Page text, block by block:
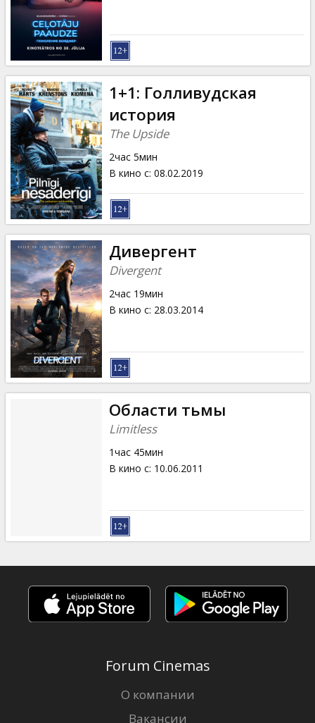
1+1: Голливудская
история
The Upside
2час 5мин
В кино с: 08.02.2019
Дивергент
Divergent
2час 19мин
В кино с: 28.03.2014
Области тьмы
Limitless
1час 45мин
В кино с: 10.06.2011
Forum Cinemas
О компании
Вакансии